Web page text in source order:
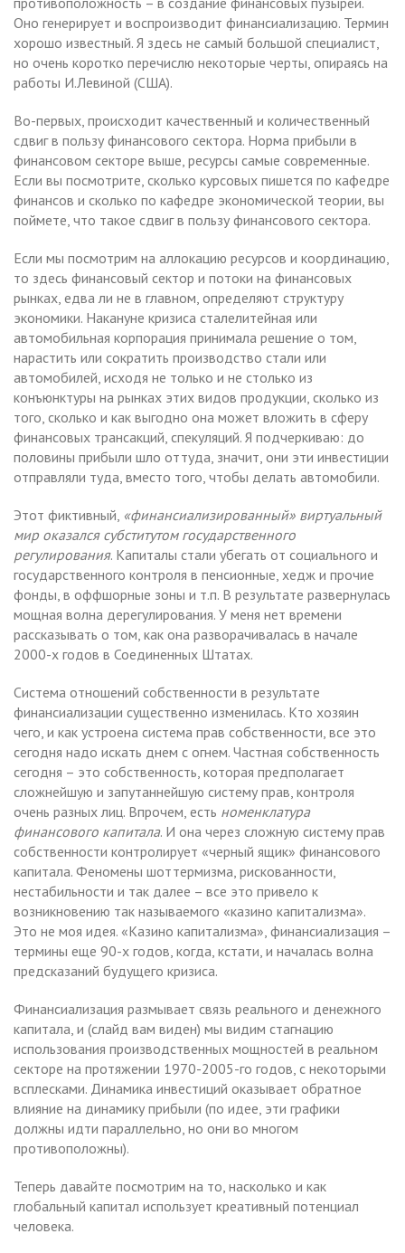
Оно генерирует и воспроизводит финансиализацию. Термин
хорошо известный. Я здесь не самый большой специалист,
но очень коротко перечислю некоторые черты, опираясь на
работы И.Левиной (США).
Во-первых, происходит качественный и количественный
сдвиг в пользу финансового сектора. Норма прибыли в
финансовом секторе выше, ресурсы самые современные.
Если вы посмотрите, сколько курсовых пишется по кафедре
финансов и сколько по кафедре экономической теории, вы
поймете, что такое сдвиг в пользу финансового сектора.
Если мы посмотрим на аллокацию ресурсов и координацию,
то здесь финансовый сектор и потоки на финансовых
рынках, едва ли не в главном, определяют структуру
экономики. Накануне кризиса сталелитейная или
автомобильная корпорация принимала решение о том,
нарастить или сократить производство стали или
автомобилей, исходя не только и не столько из
конъюнктуры на рынках этих видов продукции, сколько из
того, сколько и как выгодно она может вложить в сферу
финансовых трансакций, спекуляций. Я подчеркиваю: до
половины прибыли шло оттуда, значит, они эти инвестиции
отправляли туда, вместо того, чтобы делать автомобили.
Этот фиктивный, «финансиализированный» виртуальный
мир оказался субститутом государственного
регулирования. Капиталы стали убегать от социального и
государственного контроля в пенсионные, хедж и прочие
фонды, в оффшорные зоны и т.п. В результате развернулась
мощная волна дерегулирования. У меня нет времени
рассказывать о том, как она разворачивалась в начале
2000-х годов в Соединенных Штатах.
Система отношений собственности в результате
финансиализации существенно изменилась. Кто хозяин
чего, и как устроена система прав собственности, все это
сегодня надо искать днем с огнем. Частная собственность
сегодня – это собственность, которая предполагает
сложнейшую и запутаннейшую систему прав, контроля
очень разных лиц. Впрочем, есть номенклатура
финансового капитала. И она через сложную систему прав
собственности контролирует «черный ящик» финансового
капитала. Феномены шоттермизма, рискованности,
нестабильности и так далее – все это привело к
возникновению так называемого «казино капитализма».
Это не моя идея. «Казино капитализма», финансиализация –
термины еще 90-х годов, когда, кстати, и началась волна
предсказаний будущего кризиса.
Финансиализация размывает связь реального и денежного
капитала, и (слайд вам виден) мы видим стагнацию
использования производственных мощностей в реальном
секторе на протяжении 1970-2005-го годов, с некоторыми
всплесками. Динамика инвестиций оказывает обратное
влияние на динамику прибыли (по идее, эти графики
должны идти параллельно, но они во многом
противоположны).
Теперь давайте посмотрим на то, насколько и как
глобальный капитал использует креативный потенциал
человека.